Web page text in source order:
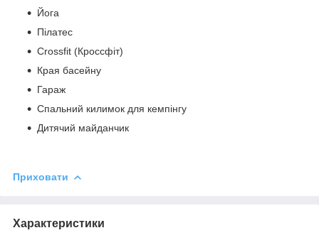
Йога
Пілатес
Crossfit (Кроссфіт)
Края басейну
Гараж
Спальний килимок для кемпінгу
Дитячий майданчик
Приховати
Характеристики